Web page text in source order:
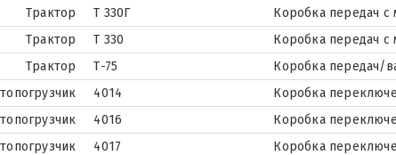
Трактор
Т 330Г
Коробка передач с
Трактор
Т 330
Коробка передач с
Трактор
Т-75
Коробка передач/
4014
Коробка
4016
Коробка
4017
Коробка